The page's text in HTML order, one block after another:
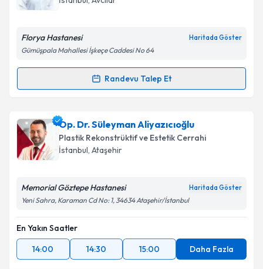
Florya Hastanesi Haritada Göster
Gümüşpala Mahallesi İşkeçe Caddesi No 64
Randevu Talep Et
Randevu Takvimi Talebi
Op. Dr. İlhan Yükseliçin randevu takvimi talebi
oluşturun. Size bu uzmandan randevu almanız için bir
takvim hazırlandığında e-posta ile bilgilendireceğiz.
Kişisel verilerimin işlenmesine ilişkin
Metni'ni okudum ve kişisel verilerimin belirtilen
kapsamda işlenmesini kabul ediyorum.
Op. Dr. Süleyman Aliyazıcıoğlu
Plastik Rekonstrüktif ve Estetik Cerrahi
İstanbul, Ataşehir
Memorial Göztepe Hastanesi Haritada Göster
Yeni Sahra, Karaman Cd No: 1, 34634 Ataşehir/İstanbul
En Yakın Saatler
14:00
14:30 15:00 Daha Fazla